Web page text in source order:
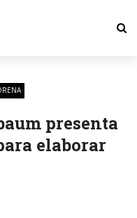
presenta
elaborar